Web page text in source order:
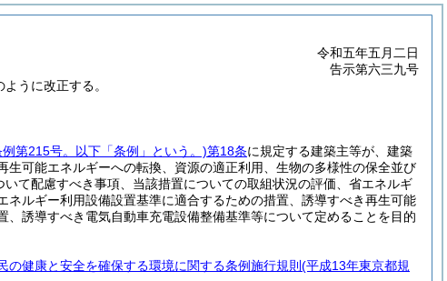
令和五年五月二日
告示第六三九号
うに改正する。
第215号。以下「条例」という。)第18条に規定する建築主等が、建築
可能エネルギーへの転換、資源の適正利用、生物の多様性の保全並び
いて配慮すべき事項、当該措置についての取組状況の評価、省エネルギ
ルギー利用設備設置基準に適合するための措置、誘導すべき再生可能
誘導すべき電気自動車充電設備整備基準等について定めることを目的
の健康と安全を確保する環境に関する条例施行規則 (平成13年東京都規